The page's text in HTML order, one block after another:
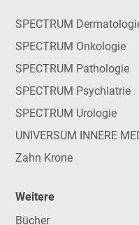
SPECTRUM
SPECTRUM Onkologie
SPECTRUM Pathologie
SPECTRUM Psychiatrie
SPECTRUM Urologie
UNIVERSUM INNERE
Zahn Krone
Weitere
Bücher